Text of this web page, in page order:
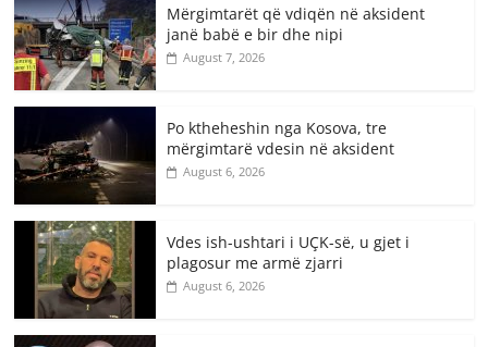
Mërgimtarët që vdiqën në aksident
janë babë e bir dhe nipi
August 7, 2026
Po ktheheshin nga Kosova, tre
mërgimtarë vdesin në aksident
August 6, 2026
Vdes ish-ushtari i UÇK-së, u gjet i
plagosur me armë zjarri
August 6, 2026